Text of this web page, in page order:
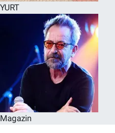
YURT
Magazin